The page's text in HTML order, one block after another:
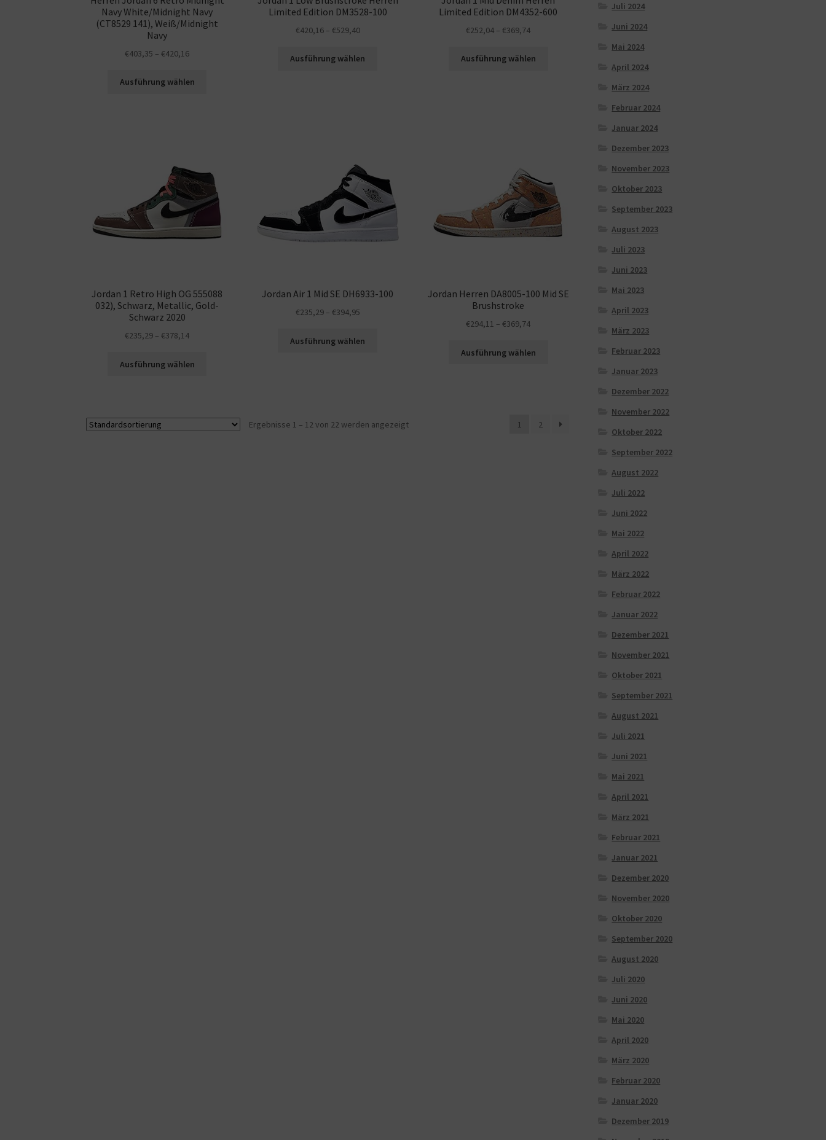
Navy White/Midnight Navy
(CT8529 141), Weiß/Midnight
Navy
€403,35 –€420,16
Ausführung wählen
Limited Edition DM3528-100
€420,16– €529,40
Ausführung wählen
Limited Edition DM4352-600
€252,04 –€369,74
Ausführung wählen
Jordan 1 Retro High OG 555088
032), Schwarz, Metallic, Gold-
Schwarz 2020
€235,29 –€378,14
Ausführung wählen
Jordan Air 1 Mid SE DH6933-100
€235,29– €394,95
Ausführung wählen
Jordan Herren DA8005-100 Mid SE
Brushstroke
€294,11 –€369,74
Ausführung wählen
Ergebnisse 1 – 12 von 22 werden angezeigt 1 2
Juli 2024
Juni 2024
Mai 2024
April 2024
März 2024
Februar 2024
Januar 2024
Dezember 2023
November 2023
Oktober 2023
September 2023
August 2023
Juli 2023
Juni 2023
Mai 2023
April 2023
März 2023
Februar 2023
Januar 2023
Dezember 2022
November 2022
Oktober 2022
September 2022
August 2022
Juli 2022
Juni 2022
Mai 2022
April 2022
März 2022
Februar 2022
Januar 2022
Dezember 2021
November 2021
Oktober 2021
September 2021
August 2021
Juli 2021
Juni 2021
Mai 2021
April 2021
März 2021
Februar 2021
Januar 2021
Dezember 2020
November 2020
Oktober 2020
September 2020
August 2020
Juli 2020
Juni 2020
Mai 2020
April 2020
März 2020
Februar 2020
Januar 2020
Dezember 2019